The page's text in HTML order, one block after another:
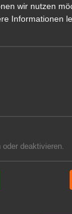
wir nutzen
Informationen
deaktivieren.